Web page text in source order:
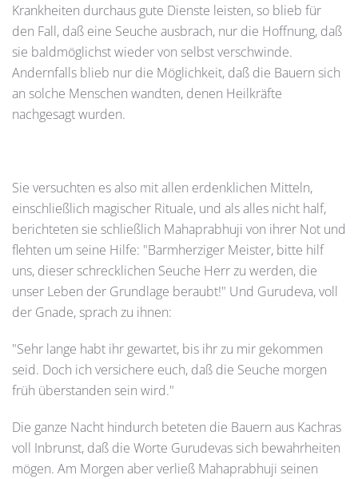
Krankheiten durchaus gute Dienste leisten, so blieb für
den Fall, daß eine Seuche ausbrach, nur die Hoffnung, daß
sie baldmöglichst wieder von selbst verschwinde.
Andernfalls blieb nur die Möglichkeit, daß die Bauern sich
an solche Menschen wandten, denen Heilkräfte
nachgesagt wurden.
Sie versuchten es also mit allen erdenklichen Mitteln,
einschließlich magischer Rituale, und als alles nicht half,
berichteten sie schließlich Mahaprabhuji von ihrer Not und
flehten um seine Hilfe: "Barmherziger Meister, bitte hilf
uns, dieser schrecklichen Seuche Herr zu werden, die
unser Leben der Grundlage beraubt!" Und Gurudeva, voll
der Gnade, sprach zu ihnen:
"Sehr lange habt ihr gewartet, bis ihr zu mir gekommen
seid. Doch ich versichere euch, daß die Seuche morgen
früh überstanden sein wird."
Die ganze Nacht hindurch beteten die Bauern aus Kachras
voll Inbrunst, daß die Worte Gurudevas sich bewahrheiten
mögen. Am Morgen aber verließ Mahaprabhuji seinen